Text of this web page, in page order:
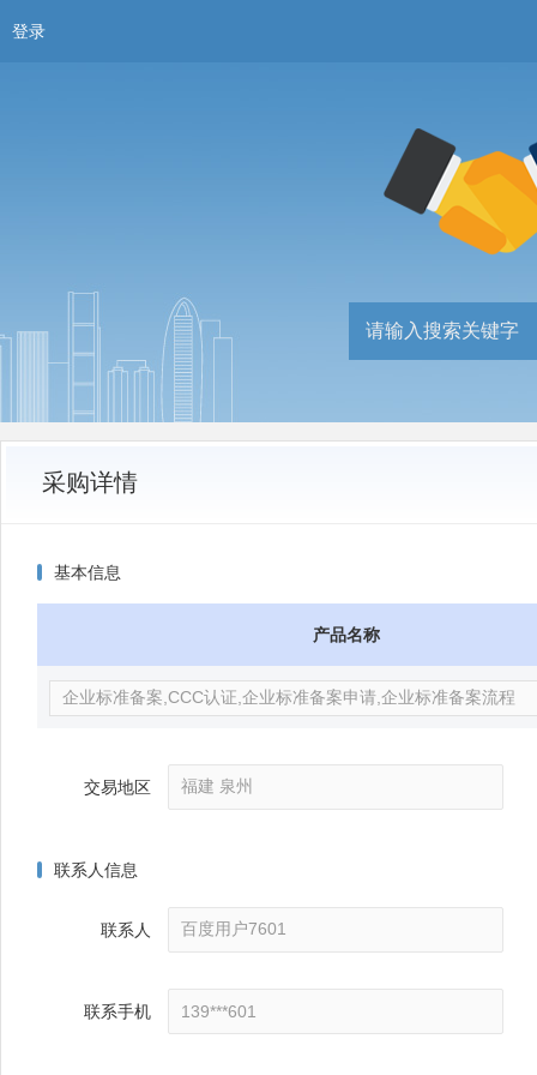
登录
采购详情
基本信息
产品名称
交易地区
联系人信息
联系人
联系手机